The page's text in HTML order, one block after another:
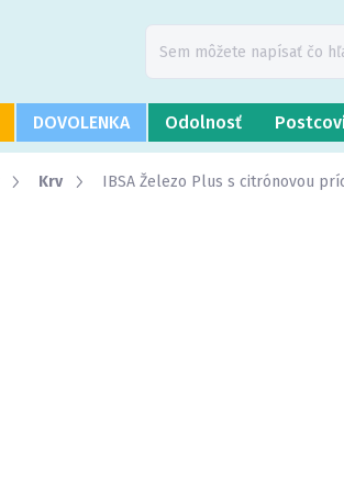
DOVOLENKA Odolnosť
Krv IBSA Železo Plus s citrónovou